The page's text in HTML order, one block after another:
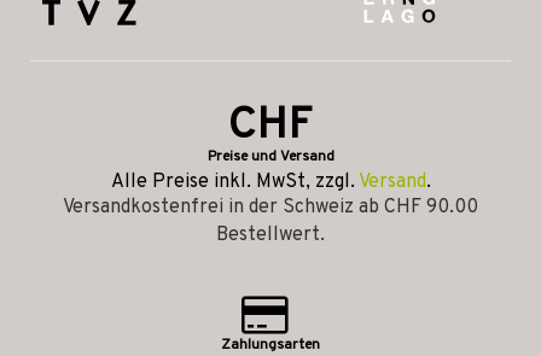
CHF
Preise und Versand
Alle Preise inkl. MwSt, zzgl. Versand.
Versandkostenfrei in der Schweiz ab CHF 90.00
Bestellwert.
Zahlungsarten